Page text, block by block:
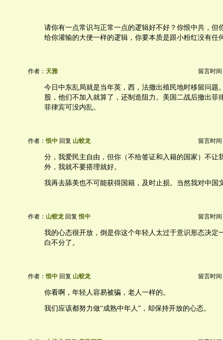
请你有一点常识与正常一点的逻辑好不好？你恨中共，但
给你灌输的大便一样的逻辑，你要本质是跟小粉红没有任
作者： 天雅 留言时间
今日中东乱局就是当年英，西，法撤出殖民地时移留问题
股，他们不加入就算了，还制造阻力。美国二战后撤出菲
菲律宾可没内乱。
作者：恨中 回复 山蛟龙 留言时间
分，我爱民主自由，但你（不给签证和入籍的国家）不让
外，我就不要搭理就好。
我再去舔美也不可能获得国籍，及时止损。当然我对中国
作者： 山蛟龙回复恨中 留言时间
我的心态很开放，倒是你这个年轻人太过于意识形态决定
白不分了。
作者：恨中 回复 山蛟龙 留言时间
你看啊，年轻人容易被骗，老人一样的。
我们应该都努力做“成熟中年人”，却保持开放的心态。